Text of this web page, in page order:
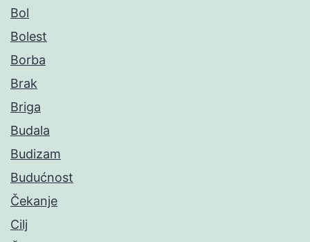
Bol
Bolest
Borba
Brak
Briga
Budala
Budizam
Budućnost
Čekanje
Cilj